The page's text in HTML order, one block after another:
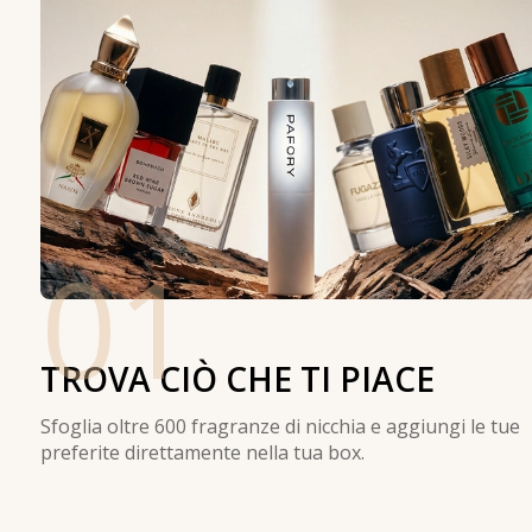
01
TROVA CIÒ CHE TI PIACE
Sfoglia oltre 600 fragranze di nicchia e aggiungi le tue
preferite direttamente nella tua box.